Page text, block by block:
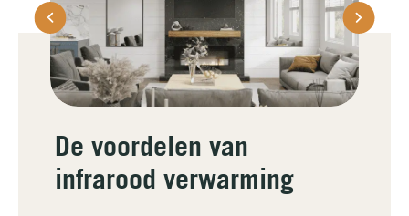
De voordelen van
infrarood verwarming